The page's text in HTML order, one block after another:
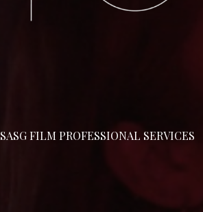
SASG FILM PROFESSIONAL SERVICES